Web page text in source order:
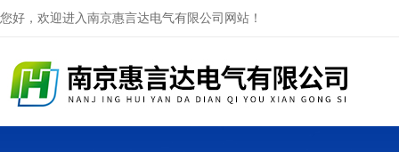
您好，欢迎进入南京惠言达电气有限公司网站！